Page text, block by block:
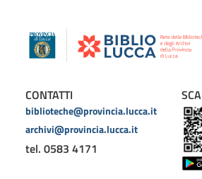
CONTATTI
biblioteche@provincia.lucca.it
archivi@provincia.lucca.it
tel. 0583 4171